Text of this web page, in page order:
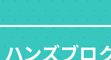
ハンズブロ